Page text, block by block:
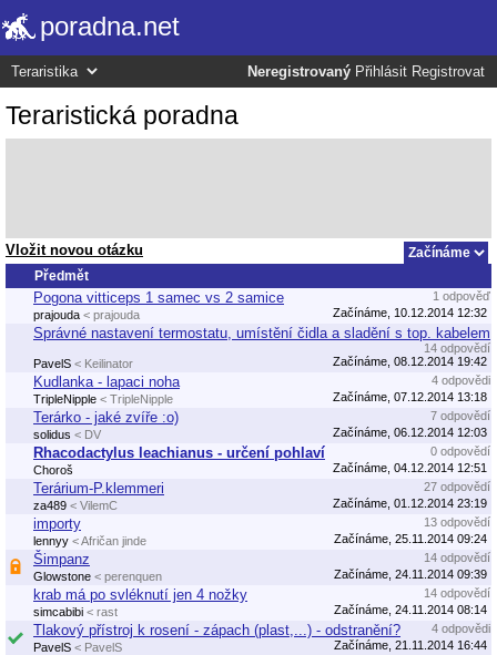
poradna.net
Neregistrovaný Přihlásit Registrovat
Teraristická poradna
Vložit novou otázku
Předmět
Pogona vitticeps 1 samec vs 2 samice
1 odpověď
prajouda < prajouda Začínáme, 10.12.2014 12:32
Správné nastavení termostatu, umístění čidla a sladění s top. kabelem
14 odpovědí
PavelS < Keilinator Začínáme, 08.12.2014 19:42
Kudlanka - lapaci noha
4 odpovědi
TripleNipple < TripleNipple Začínáme, 07.12.2014 13:18
Terárko - jaké zvíře :o)
7 odpovědí
solidus < DV Začínáme, 06.12.2014 12:03
Rhacodactylus leachianus - určení pohlaví
0 odpovědí
Choroš
Začínáme, 04.12.2014 12:51
Terárium-P.klemmeri
27 odpovědí
za489 < VilemC Začínáme, 01.12.2014 23:19
importy
13 odpovědí
lennyy < Afričan jinde Začínáme, 25.11.2014 09:24
Šimpanz
14 odpovědí
Glowstone < perenquen Začínáme, 24.11.2014 09:39
krab má po svléknutí jen 4 nožky
14 odpovědí
simcabibi < rast Začínáme, 24.11.2014 08:14
Tlakový přístroj k rosení - zápach (plast,...) - odstranění?
4 odpovědi
PavelS < PavelS Začínáme, 21.11.2014 16:44